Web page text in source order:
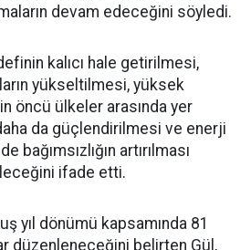
devam edeceğini söyledi.
kalıcı hale getirilmesi,
yükseltilmesi, yüksek
öncü ülkeler arasında yer
da güçlendirilmesi ve enerji
bağımsızlığın artırılması
ifade etti.
yıl dönümü kapsamında 81
düzenleneceğini belirten Gül,